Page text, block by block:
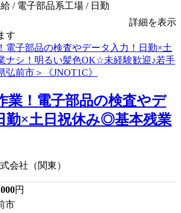
/ 電子部品系工場 / 日勤
詳細を表示
す
業！電子部品の検査やデ
勤×土日祝休み◎基本残業
会社（関東）
円
市